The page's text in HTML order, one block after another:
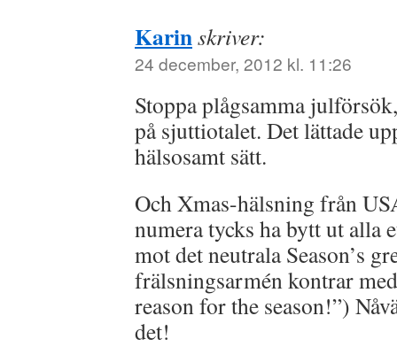
Karinskriver:
24 december, 2012 kl. 11:26
Stoppa plågsamma
på sjuttiotalet. Det lättade
hälsosamt sätt.
Och Xmas-hälsning från
numera tycks ha bytt ut alla
mot det neutrala Season’s
frälsningsarmén kontrar
reason for the season!”)
det!